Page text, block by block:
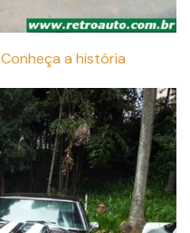
Conheça a história